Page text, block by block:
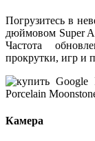
Погрузитесь в
дюймовом Super
Частота
прокрутки, игр и
Камера